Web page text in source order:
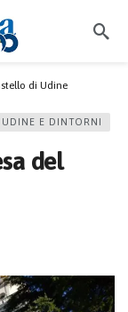
di Udine
UDINE E DINTORNI
del